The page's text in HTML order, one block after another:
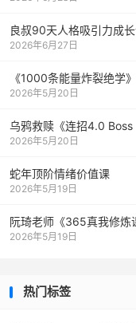
良叔90天人格吸引力成
2026年6月27日
《1000‮能条‬‎量‮裂
2026年5月20日
乌鸦救赎《连招4.0 Boss
2026年5月20日
蛇年顶阶情绪价值课
2026年5月19日
阮琦老师《365真我修炼
2026年5月19日
热门标签